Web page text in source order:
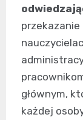
głównym,
każdej